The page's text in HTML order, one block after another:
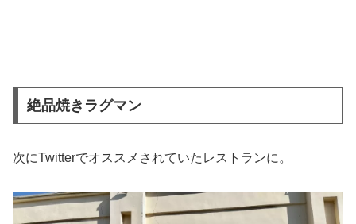
絶品焼きラグマン
次にTwitterでオススメされていたレストランに。